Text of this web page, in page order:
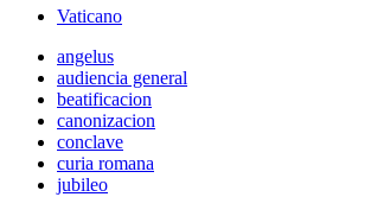
Vaticano
angelus
audiencia general
beatificacion
canonizacion
conclave
curia romana
jubileo